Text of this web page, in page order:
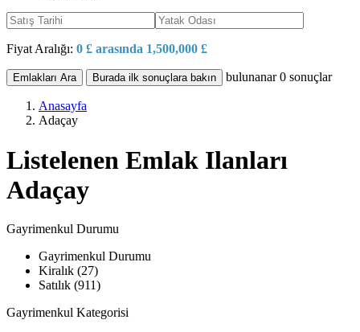
Fiyat Aralığı: 0 £ arasında 1,500,000 £
Emlakları Ara Burada ilk sonuçlara bakın bulunanar0 sonuçlar
Anasayfa
Adaçay
Listelenen Emlak Ilanları
Adaçay
Gayrimenkul Durumu
Gayrimenkul Durumu
Kiralık (27)
Satılık (911)
Gayrimenkul Kategorisi